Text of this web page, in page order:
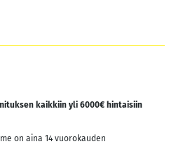
kaikkiin yli 6000€ hintaisiin
on aina 14 vuorokauden